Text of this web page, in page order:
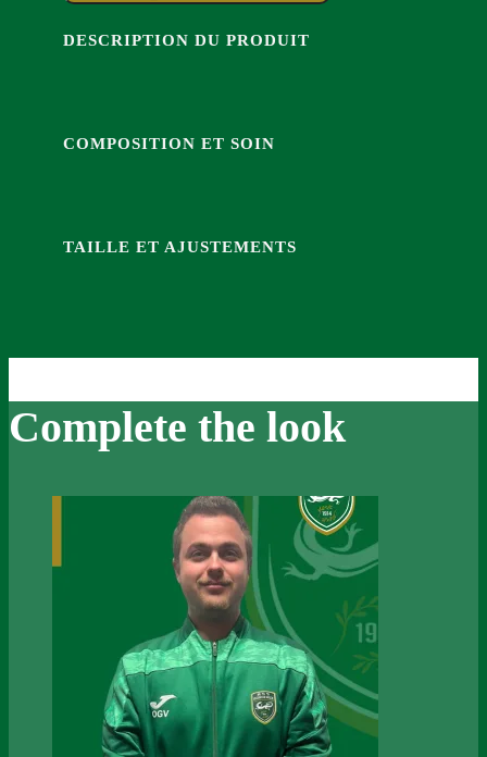
DESCRIPTION DU PRODUIT
COMPOSITION ET SOIN
TAILLE ET AJUSTEMENTS
Complete the look